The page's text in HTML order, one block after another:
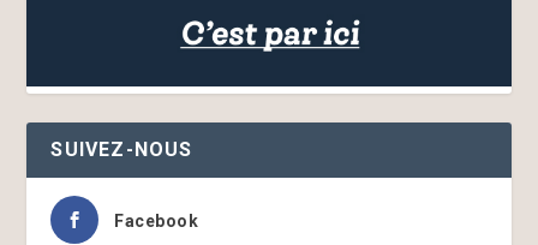
SUIVEZ-NOUS
Facebook